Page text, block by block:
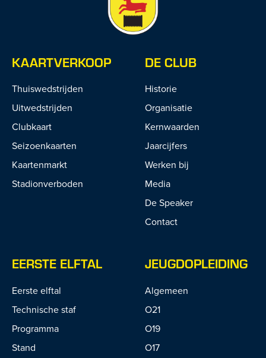
KAARTVERKOOP
Thuiswedstrijden
Uitwedstrijden
Clubkaart
Seizoenkaarten
Kaartenmarkt
Stadionverboden
DE CLUB
Historie
Organisatie
Kernwaarden
Jaarcijfers
Werken bij
Media
De Speaker
Contact
EERSTE ELFTAL
Eerste elftal
Technische staf
Programma
Stand
JEUGDOPLEIDING
Algemeen
O21
O19
O17